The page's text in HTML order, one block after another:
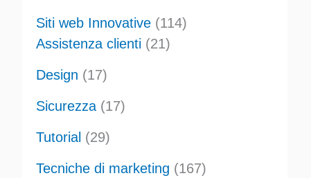
Siti web Innovative(114)
Assistenza clienti(21)
Design (17)
Sicurezza(17)
Tutorial(29)
Tecniche di marketing (167)